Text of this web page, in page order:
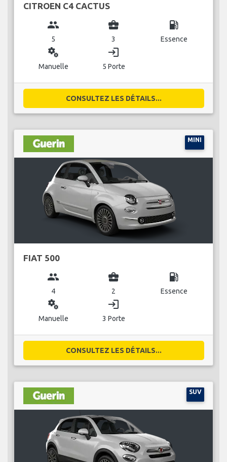
CITROEN C4 CACTUS
group
5
business_center
3
local_gas_station
Essence
miscellaneous_services
Manuelle
login
5 Porte
CONSULTEZ LES DÉTAILS...
MINI
FIAT 500
group
4
business_center
2
local_gas_station
Essence
miscellaneous_services
Manuelle
login
3 Porte
CONSULTEZ LES DÉTAILS...
SUV